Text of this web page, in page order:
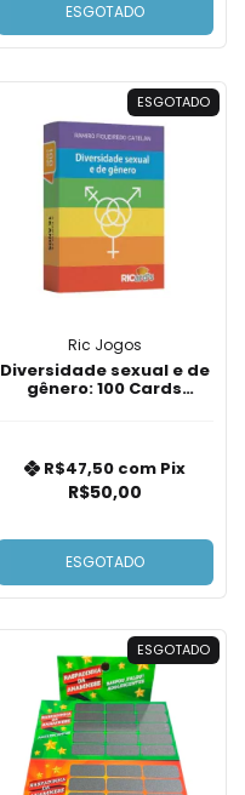
ESGOTADO
ESGOTADO
Ric Jogos
Diversidade sexual e de
gênero: 100 Cards
R$50,00
R$47,50 com Pix
ESGOTADO
ESGOTADO